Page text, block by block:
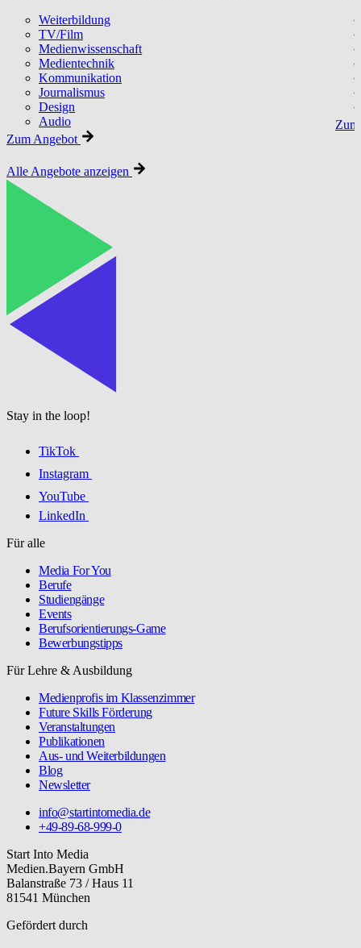
Weiterbildung
TV/Film
Medienwissenschaft
Medientechnik
Kommunikation
Journalismus
Design
Audio
Zum Angebot
Alle Angebote anzeigen
Stay in the loop!
TikTok
Instagram
YouTube
LinkedIn
Für alle
Media For You
Berufe
Studiengänge
Events
Berufsorientierungs-Game
Bewerbungstipps
Für Lehre & Ausbildung
Medienprofis im Klassenzimmer
Future Skills Förderung
Veranstaltungen
Publikationen
Aus- und Weiterbildungen
Blog
Newsletter
info@startintomedia.de
+49-89-68-999-0
Start Into Media
Medien.Bayern GmbH
Balanstraße 73 / Haus 11
81541 München
Gefördert durch